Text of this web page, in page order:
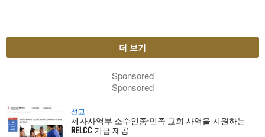
더 보기
Sponsored
Sponsored
선교
제자사역부 소수인종·민족 교회 사역을 지원하는
RELCC 기금 제공